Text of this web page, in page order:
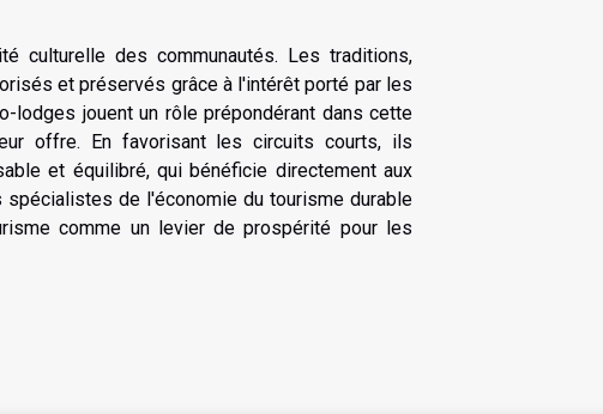
culturelle des communautés. Les traditions,
et préservés grâce à l'intérêt porté par les
lodges jouent un rôle prépondérant dans cette
offre. En favorisant les circuits courts, ils
et équilibré, qui bénéficie directement aux
de l'économie du tourisme durable
comme un levier de prospérité pour les